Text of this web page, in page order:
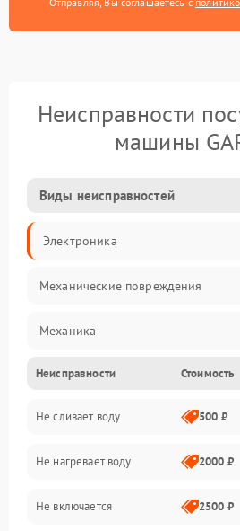
Неисправности
машины
Виды неисправностей
Электроника
Механические повреждения
Механика
Управление
Электропитание
Датчики
Нагрев
Неисправности Стоимость
Не сливает воду 500 ₽
Не нагревает воду 2000 ₽
Не включается 2500 ₽